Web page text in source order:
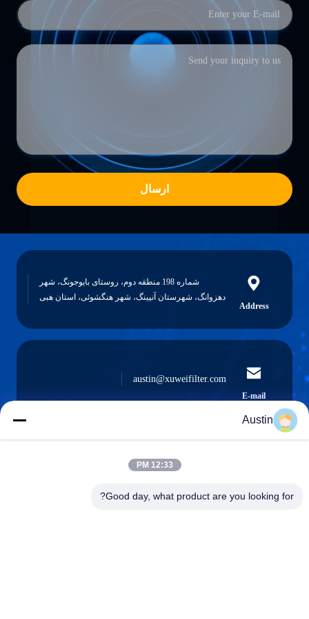
ارسال
Address
شماره 198 منطقه دوم، روستای بایوجونگ، شهر
دهزوانگ، شهرستان آنپینگ، شهر هنگشوئی، استان هبی
E-mail
austin@xuweifilter.com
0086-19133486000
Austin
12:33 PM
Good day, what product are you looking for?